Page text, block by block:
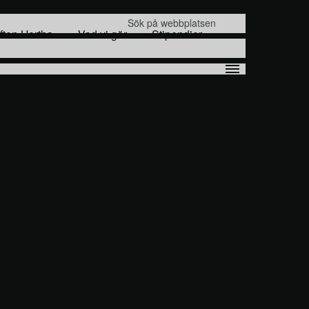
Sök
efter:
Hertha Vad vi gör
Stipendier